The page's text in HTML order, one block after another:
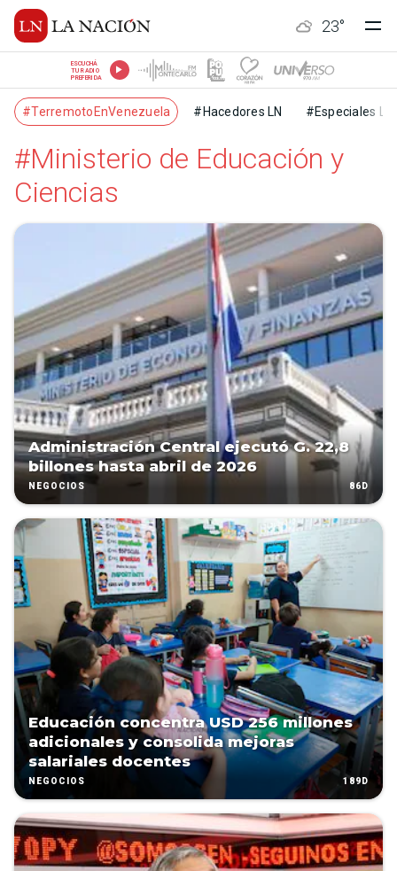
23°
ESCUCHÁ
TU RADIO
PREFERIDA
#TerremotoEnVenezuela #Hacedores LN #Especiales LN
#Ministerio de Educación y
Ciencias
Administración Central ejecutó G. 22,8
billones hasta abril de 2026
NEGOCIOS 86D
Educación concentra USD 256 millones
adicionales y consolida mejoras
salariales docentes
NEGOCIOS 189D